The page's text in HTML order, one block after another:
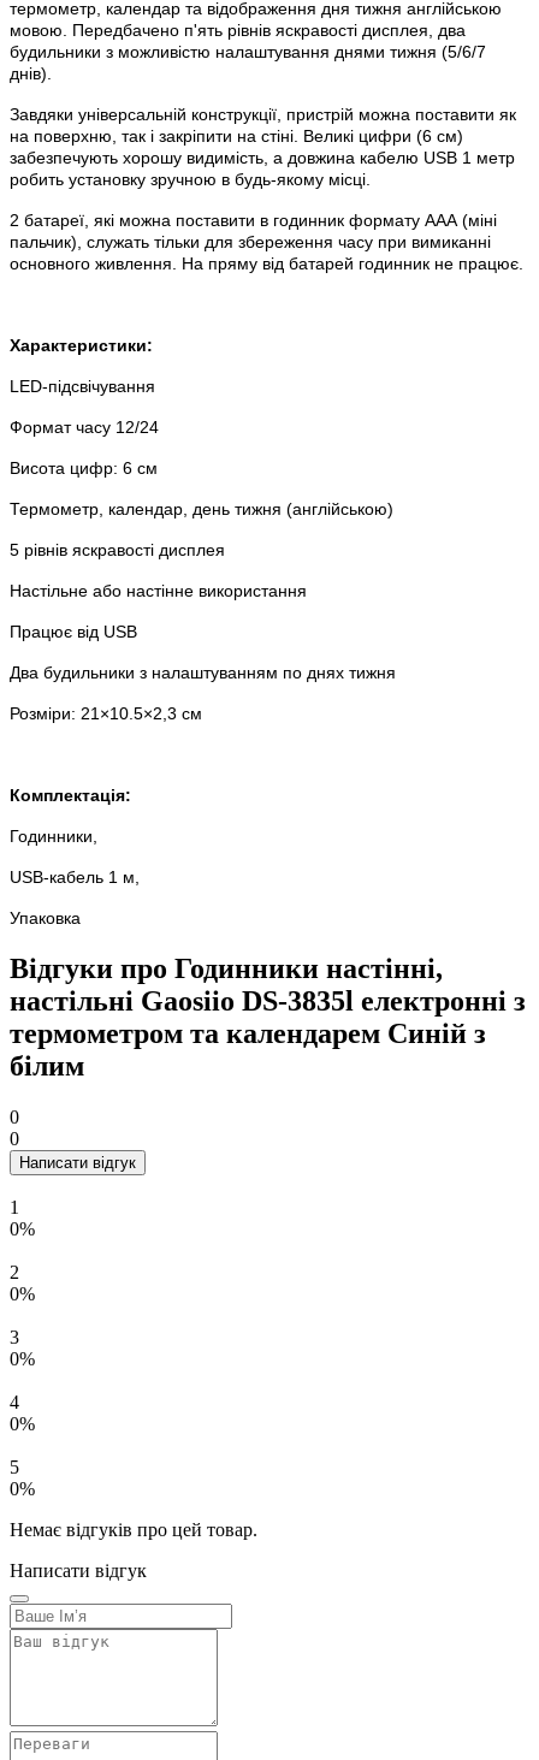
термометр, календар та відображення дня тижня англійською
мовою. Передбачено п'ять рівнів яскравості дисплея, два
будильники з можливістю налаштування днями тижня (5/6/7
днів).
Завдяки універсальній конструкції, пристрій можна поставити як
на поверхню, так і закріпити на стіні. Великі цифри (6 см)
забезпечують хорошу видимість, а довжина кабелю USB 1 метр
робить установку зручною в будь-якому місці.
2 батареї, які можна поставити в годинник формату ААА (міні
пальчик), служать тільки для збереження часу при вимиканні
основного живлення. На пряму від батарей годинник не працює.
Характеристики:
LED-підсвічування
Формат часу 12/24
Висота цифр: 6 см
Термометр, календар, день тижня (англійською)
5 рівнів яскравості дисплея
Настільне або настінне використання
Працює від USB
Два будильники з налаштуванням по днях тижня
Розміри: 21×10.5×2,3 см
Комплектація:
Годинники,
USB-кабель 1 м,
Упаковка
Відгуки про Годинники настінні,
настільні Gaosiio DS-3835l електронні з
термометром та календарем Синій з
білим
0
0
Написати відгук
1
0%
2
0%
3
0%
4
0%
5
0%
Немає відгуків про цей товар.
Написати відгук